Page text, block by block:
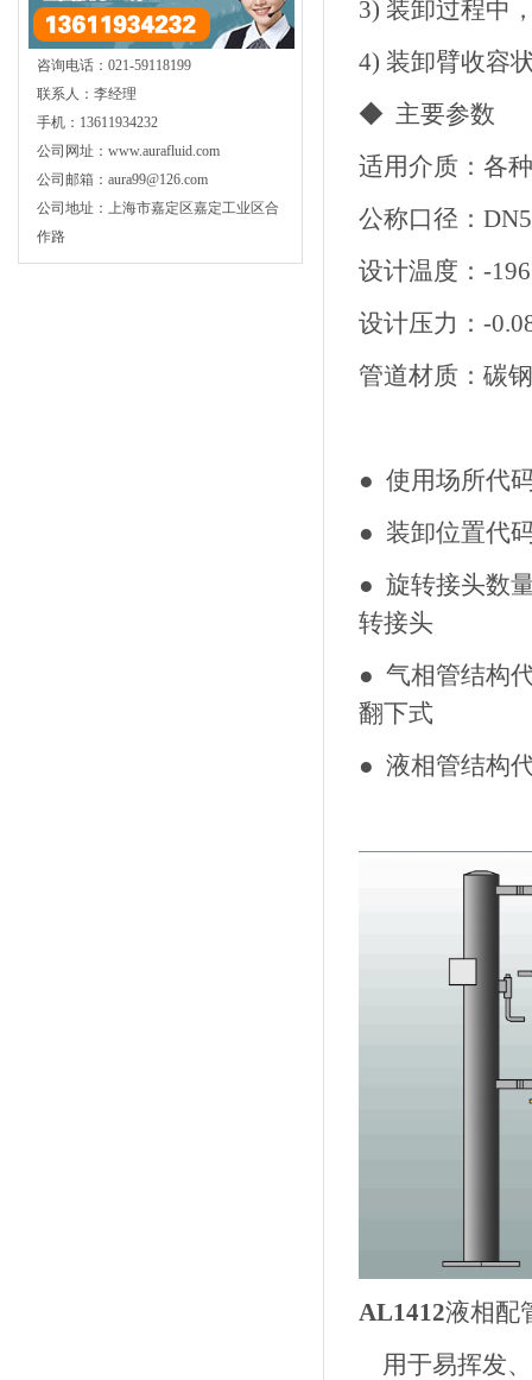
咨询电话：021-59118199
联系人：李经理
手机：13611934232
公司网址：www.aurafluid.com
公司邮箱：aura99@126.com
公司地址：上海市嘉定区嘉定工业区合
作路
3) 装卸过程中
4) 装卸臂收容
◆ 主要参数
适用介质：各
公称口径：
设计温度：-
设计压力：-
管道材质：
● 使用场所代
● 装卸位置代
● 旋转接头数
转接
● 气相管结构
翻下式
● 液相管结
AL1412液相配
用于易挥发、